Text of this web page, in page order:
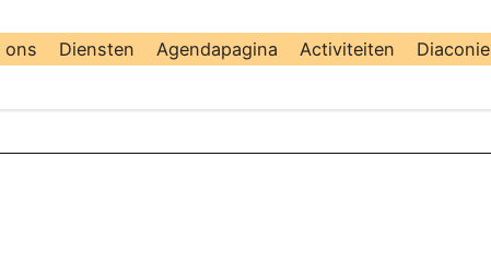
ons Diensten Agendapagina Activiteiten Diaconie